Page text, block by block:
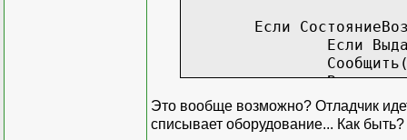
Если
Если
Возврат;
Это вообще возможно? Отладчик
списывает оборудование... Как быть?